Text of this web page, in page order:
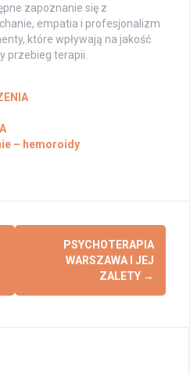
zapoznanie się z
empatia i profesjonalizm
które wpływają na jakość
przebieg terapii.
– hemoroidy
PSYCHOTERAPIA
WARSZAWA I JEJ
ZALETY →